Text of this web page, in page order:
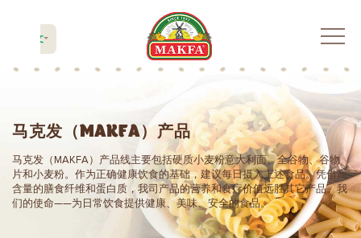
中文
马克发（MAKFA）产品
马克发（MAKFA）产品线主要包括硬质小麦粉意大利面、全谷物、谷物
片和小麦粉。作为正确健康饮食的基础，建议每日摄入上述食品。凭借高
含量的膳食纤维和蛋白质，我司产品的营养和食疗价值远胜其它产品。我
们的使命——为日常饮食提供健康、美味、安全的食品。